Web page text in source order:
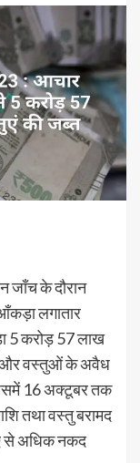
जाँच के दौरान
लगातार
5 करोड़ 57 लाख
और वस्तुओं के अवैध
16 अक्टूबर तक
तथा वस्तु बरामद
से अधिक नकद